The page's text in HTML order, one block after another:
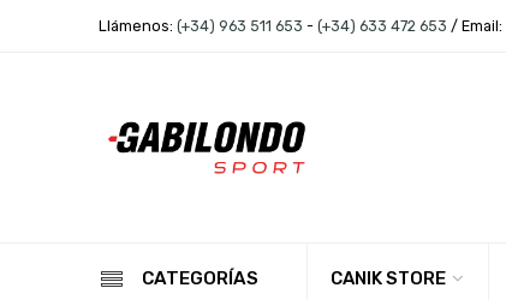
Llámenos: (+34) 963 511 653 - (+34) 633 472 653 / Email:
CATEGORÍAS CANIK STORE